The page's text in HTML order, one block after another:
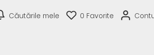
Căutările mele 0 Favorite